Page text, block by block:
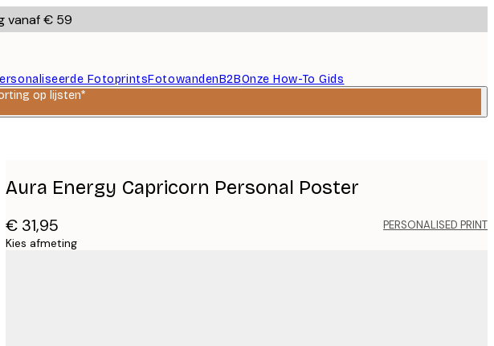
vanaf € 59
FotoprintsFotowandenB2BOnze How-To Gids
op lijsten*
Aura Energy Capricorn Personal Poster
€ 31,95 PERSONALISED PRINT
Kies afmeting